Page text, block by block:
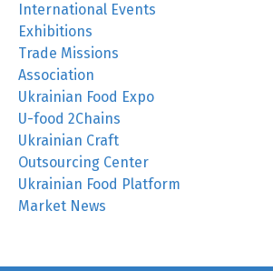
International Events
Exhibitions
Trade Missions
Association
Ukrainian Food Expo
U-food 2Chains
Ukrainian Craft
Outsourcing Center
Ukrainian Food Platform
Market News